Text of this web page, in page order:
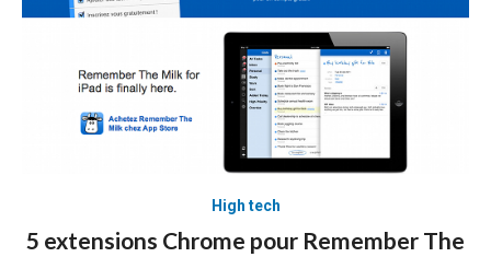
High tech
5 extensions Chrome pour Remember The